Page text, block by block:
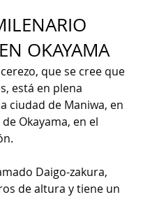
OKAYAMA
que se cree que
está en plena
ciudad de Maniwa, en
Okayama, en el
Daigo-zakura,
de altura y tiene un